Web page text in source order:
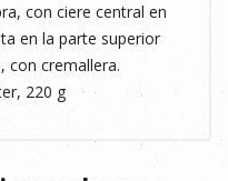
con ciere central en
en la parte superior
con cremallera.
220 g